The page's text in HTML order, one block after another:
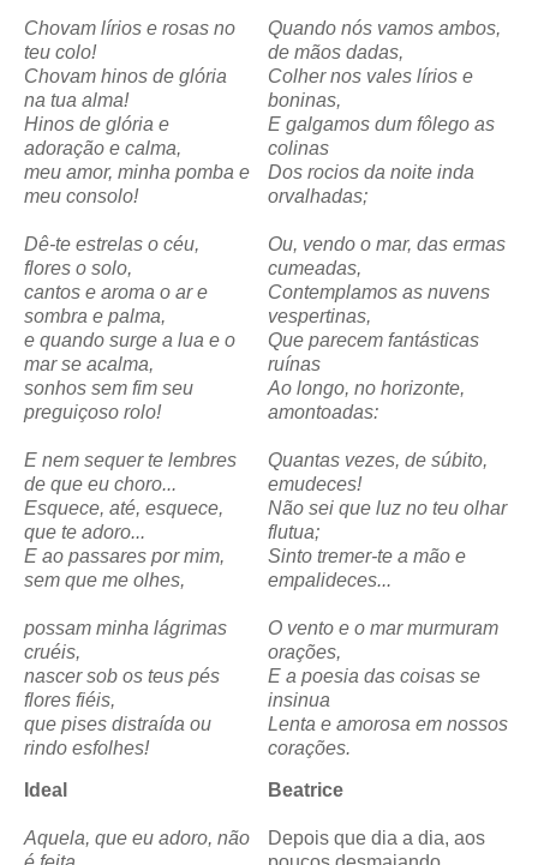
Chovam lírios e rosas no
teu colo!
Chovam hinos de glória
na tua alma!
Hinos de glória e
adoração e calma,
meu amor, minha pomba e
meu consolo!
Dê-te estrelas o céu,
flores o solo,
cantos e aroma o ar e
sombra e palma,
e quando surge a lua e o
mar se acalma,
sonhos sem fim seu
preguiçoso rolo!
E nem sequer te lembres
de que eu choro...
Esquece, até, esquece,
que te adoro...
E ao passares por mim,
sem que me olhes,
possam minha lágrimas
cruéis,
nascer sob os teus pés
flores fiéis,
que pises distraída ou
rindo esfolhes!
Quando nós vamos ambos,
de mãos dadas,
Colher nos vales lírios e
boninas,
E galgamos dum fôlego as
colinas
Dos rocios da noite inda
orvalhadas;
Ou, vendo o mar, das ermas
cumeadas,
Contemplamos as nuvens
vespertinas,
Que parecem fantásticas
ruínas
Ao longo, no horizonte,
amontoadas:
Quantas vezes, de súbito,
emudeces!
Não sei que luz no teu olhar
flutua;
Sinto tremer-te a mão e
empalideces...
O vento e o mar murmuram
orações,
E a poesia das coisas se
insinua
Lenta e amorosa em nossos
corações.
Ideal
Aquela, que eu adoro, não
Beatrice
Depois que dia a dia, aos